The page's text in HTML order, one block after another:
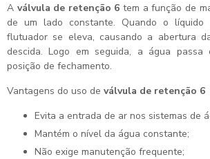
A válvula de retenção 6 tem a função de
de um lado constante. Quando o
flutuador se eleva, causando a abertura
descida. Logo em seguida, a água
posição de fechamento.
Vantagens do uso de válvula de retenção 6
Evita a entrada de ar nos sistemas de
Mantém o nível da água constante;
Não exige manutenção frequente;